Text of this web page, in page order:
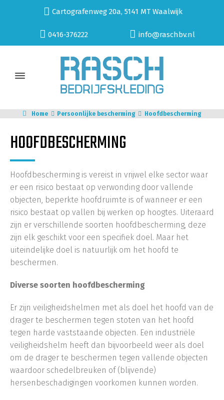
Cartografenweg 20a, 5141 MT Waalwijk
0416-376222 info@raschbv.nl
Home Persoonlijke bescherming Hoofdbescherming
HOOFDBESCHERMING
Hoofdbescherming is vereist in vrijwel elke sector waar
er een risico bestaat op verwonding door vallende
objecten, beperkte hoofdruimte is of wanneer er een
risico bestaat op vallen bij werken op hoogtes. Uiteraard
zijn er verschillende soorten hoofdbescherming, deze
zijn elk geschikt voor een specifiek doel. Maar het
uiteindelijke doel is natuurlijk om het hoofd te
beschermen.
Diverse soorten hoofdbescherming
Er zijn veiligheidshelmen met als doel het hoofd van de
drager te beschermen tegen stoten van het hoofd
tegen harde vaststaande objecten. Een industriële
veiligheidshelm heeft dan bijvoorbeeld weer als doel
om de drager te beschermen tegen vallende objecten
waardoor schedelbreuken of (blijvende)
hersenbeschadigingen voorkomen kunnen worden.